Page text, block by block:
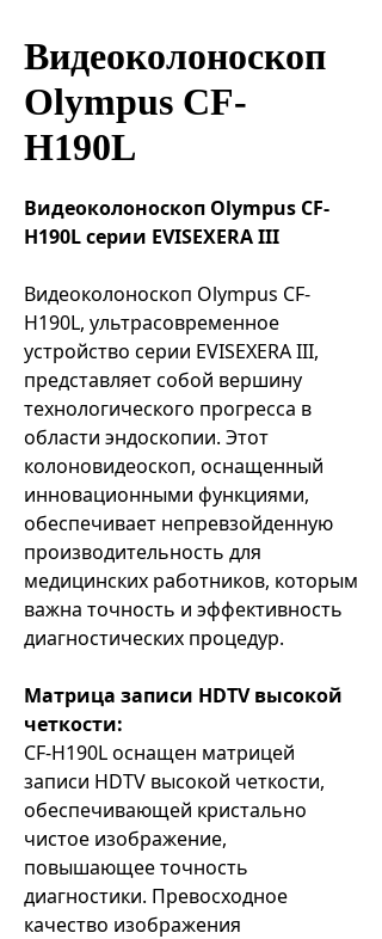
Видеоколоноскоп
Olympus CF-
H190L
Видеоколоноскоп Olympus CF-
H190L серии EVISEXERA III
Видеоколоноскоп Olympus CF-
H190L, ультрасовременное
устройство серии EVISEXERA III,
представляет собой вершину
технологического прогресса в
области эндоскопии. Этот
колоновидеоскоп, оснащенный
инновационными функциями,
обеспечивает непревзойденную
производительность для
медицинских работников, которым
важна точность и эффективность
диагностических процедур.
Матрица записи HDTV высокой
четкости:
CF-H190L оснащен матрицей
записи HDTV высокой четкости,
обеспечивающей кристально
чистое изображение,
повышающее точность
диагностики. Превосходное
качество изображения